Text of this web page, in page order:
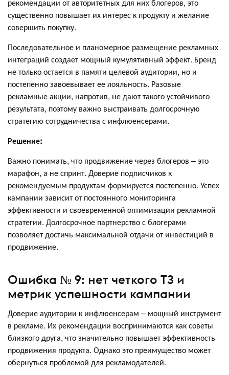
рекомендации от авторитетных для них блогеров, это
существенно повышает их интерес к продукту и желание
совершить покупку.
Последовательное и планомерное размещение рекламных
интеграций создает мощный кумулятивный эффект. Бренд
не только остается в памяти целевой аудитории, но и
постепенно завоевывает ее лояльность. Разовые
рекламные акции, напротив, не дают такого устойчивого
результата, поэтому важно выстраивать долгосрочную
стратегию сотрудничества с инфлюенсерами.
Решение:
Важно понимать, что продвижение через блогеров – это
марафон, а не спринт. Доверие подписчиков к
рекомендуемым продуктам формируется постепенно. Успех
кампании зависит от постоянного мониторинга
эффективности и своевременной оптимизации рекламной
стратегии. Долгосрочное партнерство с блогерами
позволяет достичь максимальной отдачи от инвестиций в
продвижение.
Ошибка № 9: нет четкого ТЗ и
метрик успешности кампании
Доверие аудитории к инфлюенсерам – мощный инструмент
в рекламе. Их рекомендации воспринимаются как советы
близкого друга, что значительно повышает эффективность
продвижения продукта. Однако это преимущество может
обернуться проблемой для рекламодателей.